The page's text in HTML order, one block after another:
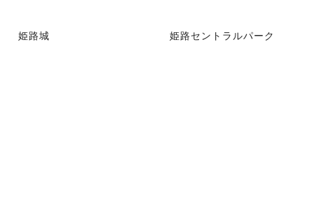
姫路城 姫路セントラルパーク